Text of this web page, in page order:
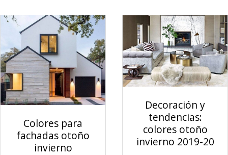
Colores para
fachadas otoño
invierno
Decoración y
tendencias:
colores otoño
invierno 2019-20